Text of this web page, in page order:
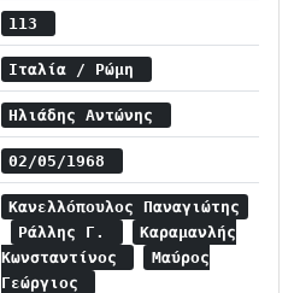
113
Ιταλία / Ρώμη
Ηλιάδης Αντώνης
02/05/1968
Κανελλόπουλος Παναγιώτης
Ράλλης Γ.
Καραμανλής
Κωνσταντίνος
Μαύρος
Γεώργιος